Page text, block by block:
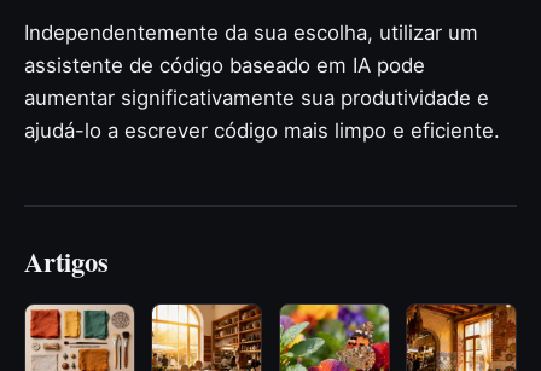
Independentemente da sua escolha, utilizar um
assistente de código baseado em IA pode
aumentar significativamente sua produtividade e
ajudá-lo a escrever código mais limpo e eficiente.
Artigos